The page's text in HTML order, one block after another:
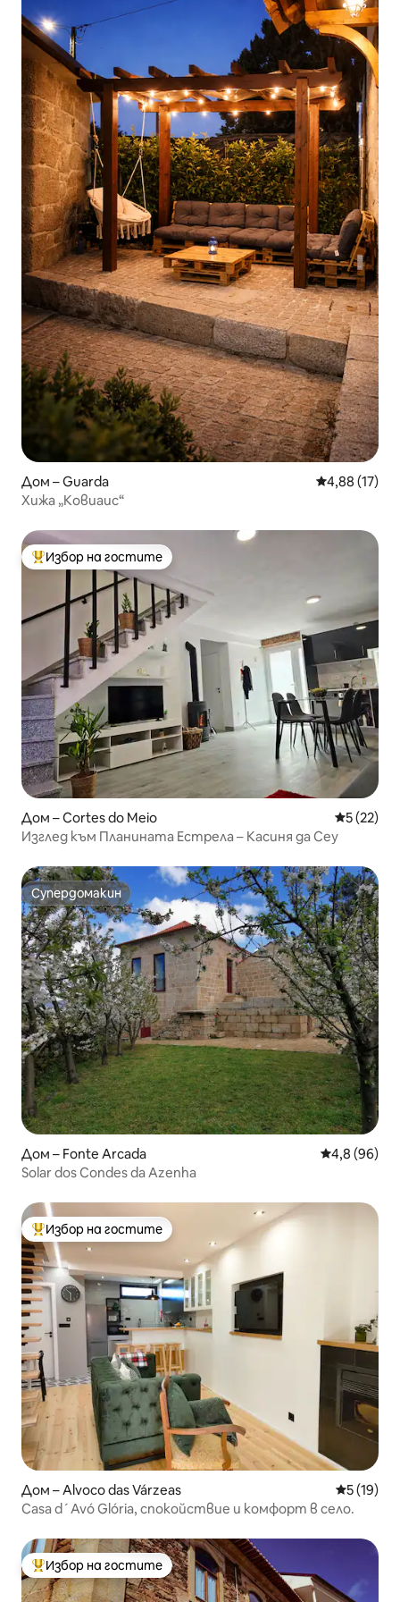
Дом – Guarda Средна
4,88 (17)
Хижа „Ковиаис“
Най-популярен избор на гостите
Избор на гостите
Дом – Cortes do Meio Средна
5 (22)
Изглед към Планината Естрела – Касиня да Сеу
Супердомакин
Супердомакин
Дом – Fonte Arcada Средна
4,8 (96)
Solar dos Condes da Azenha
Най-популярен избор на гостите
Избор на гостите
Дом – Alvoco das Várzeas Средна
5 (19)
Casa d´Avó Glória, спокойствие и комфорт в село.
Най-популярен избор на гостите
Избор на гостите